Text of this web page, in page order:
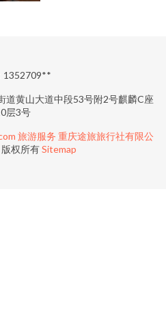
1352709**
道黄山大道中段53号附2号麒麟C座
层3号
旅游服务 重庆途旅旅行社有限公
版权所有Sitemap